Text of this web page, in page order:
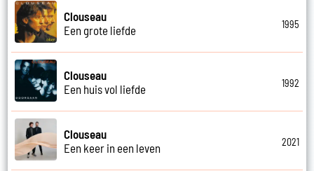
Clouseau
Een grote liefde
1995
Clouseau
Een huis vol liefde
1992
Clouseau
Een keer in een leven
2021